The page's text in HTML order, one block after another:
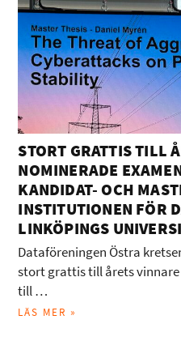
STORT GRATTIS TILL
NOMINERADE
KANDIDAT- OCH
INSTITUTIONEN FÖR
LINKÖPINGS
Dataföreningen Östra
stort grattis till årets
till …
LÄS MER »